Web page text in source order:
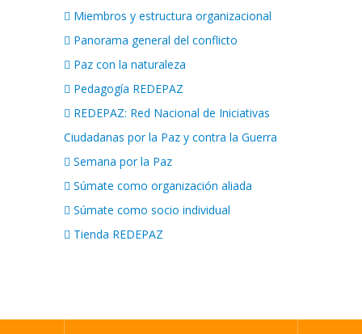
Miembros y estructura organizacional
Panorama general del conflicto
Paz con la naturaleza
Pedagogía REDEPAZ
REDEPAZ: Red Nacional de Iniciativas
Ciudadanas por la Paz y contra la Guerra
Semana por la Paz
Súmate como organización aliada
Súmate como socio individual
Tienda REDEPAZ